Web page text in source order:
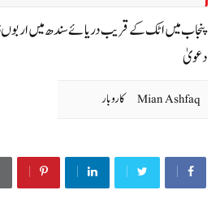
پنجاب میں اٹک کے قریب دریائے سندھ میں اربوں
دعویٰ
Mian Ashfaq کاروبار